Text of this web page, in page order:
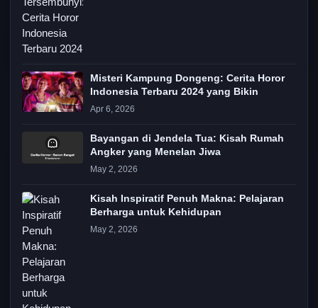
Misteri Kampung Dongeng: Cerita Horor
Indonesia Terbaru 2024 yang Bikin
Apr 6, 2026
Bayangan di Jendela Tua: Kisah Rumah
Angker yang Menelan Jiwa
May 2, 2026
Kisah Inspiratif Penuh Makna: Pelajaran
Berharga untuk Kehidupan
May 2, 2026